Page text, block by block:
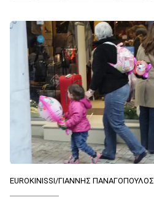
EUROKINISSI/ΓΙΑΝΝΗΣ ΠΑΝΑΓΟΠΟΥΛΟΣ